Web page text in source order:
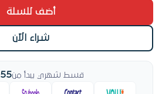
أضف للسلة
شراء الآن
قسط شهري يبدأ من55 جنيه